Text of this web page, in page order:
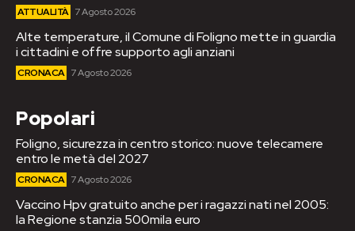
ATTUALITÀ 7 Agosto 2026
Alte temperature, il Comune di Foligno mette in guardia
i cittadini e offre supporto agli anziani
CRONACA 7 Agosto 2026
Popolari
Foligno, sicurezza in centro storico: nuove telecamere
entro le metà del 2027
CRONACA 7 Agosto 2026
Vaccino Hpv gratuito anche per i ragazzi nati nel 2005:
la Regione stanzia 500mila euro